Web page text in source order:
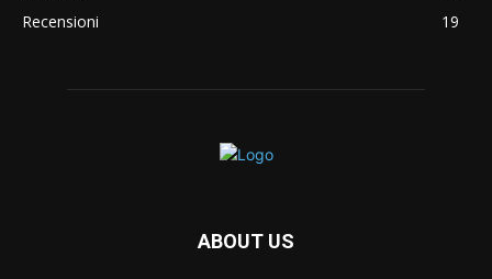
Recensioni
19
ABOUT US